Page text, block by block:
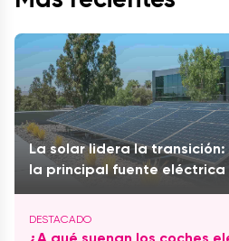
La solar lidera la transición:
la principal fuente eléctrica